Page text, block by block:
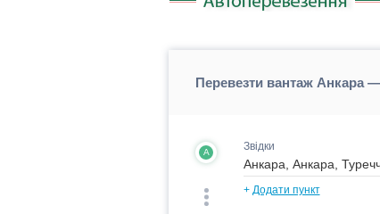
Перевезти вантаж Анкара
A Звідки
+ Додати пункт